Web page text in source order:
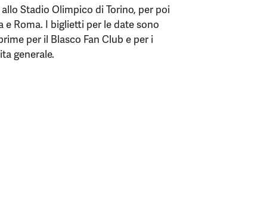
Stadio Olimpico di Torino, per poi
e Roma. I biglietti per le date sono
per il Blasco Fan Club e per i
generale.